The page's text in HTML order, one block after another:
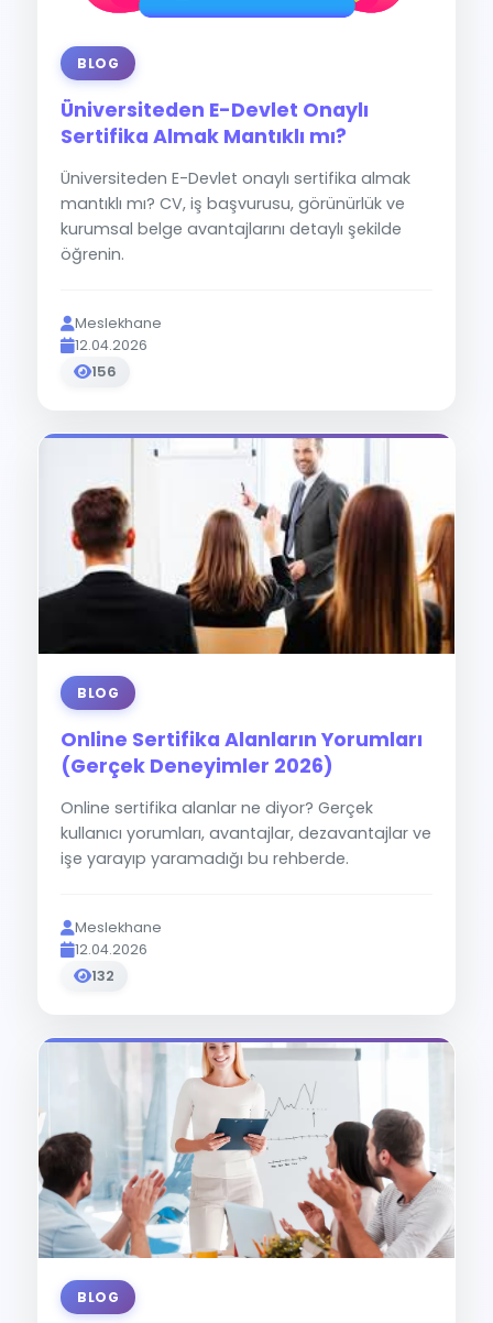
BLOG
Üniversiteden E-Devlet Onaylı
Sertifika Almak Mantıklı mı?
Üniversiteden E-Devlet onaylı sertifika almak
mantıklı mı? CV, iş başvurusu, görünürlük ve
kurumsal belge avantajlarını detaylı şekilde
öğrenin.
Meslekhane
12.04.2026
156
BLOG
Online Sertifika Alanların Yorumları
(Gerçek Deneyimler 2026)
Online sertifika alanlar ne diyor? Gerçek
kullanıcı yorumları, avantajlar, dezavantajlar ve
işe yarayıp yaramadığı bu rehberde.
Meslekhane
12.04.2026
132
BLOG